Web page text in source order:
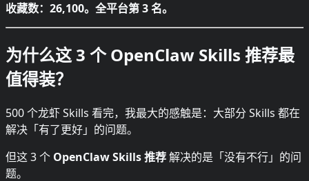
收藏数：26,100。全平台第 3 名。
为什么这 3 个 OpenClaw Skills 推荐最
值得装？
500 个龙虾 Skills 看完，我最大的感触是：大部分 Skills 都在
解决「有了更好」的问题。
但这 3 个 OpenClaw Skills 推荐解决的是「没有不行」的问
题。